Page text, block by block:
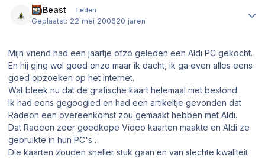
DaBeast Leden
Geplaatst: 22 mei 200620 jaren
Mijn vriend had een jaartje ofzo geleden een Aldi PC gekocht.
En hij ging wel goed enzo maar ik dacht, ik ga even alles eens
goed opzoeken op het internet.
Wat bleek nu dat de grafische kaart helemaal niet bestond.
Ik had eens gegoogled en had een artikeltje gevonden dat
Radeon een overeenkomst zou gemaakt hebben met Aldi.
Dat Radeon zeer goedkope Video kaarten maakte en Aldi ze
gebruikte in hun PC's .
Die kaarten zouden sneller stuk gaan en van slechte kwaliteit